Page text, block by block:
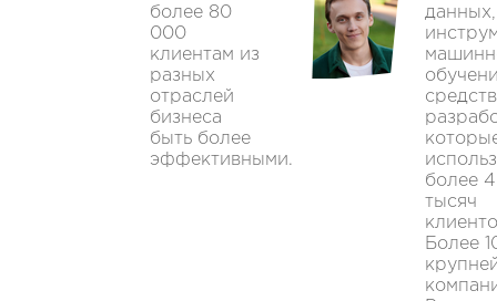
более 80
000
клиентам из
разных
отраслей
бизнеса
быть более
эффективными.
данных,
более
тысяч
Более